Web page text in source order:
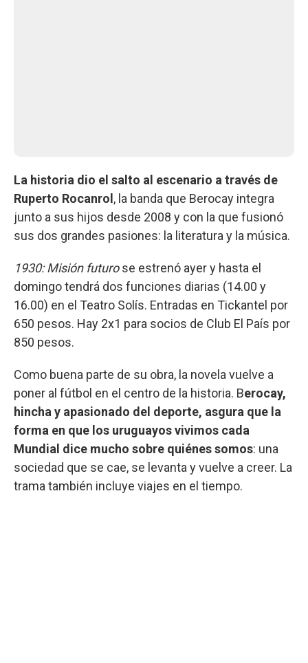
La historia dio el salto al escenario a través de
Ruperto Rocanrol , la banda que Berocay integra
junto a sus hijos desde 2008 y con la que fusionó
sus dos grandes pasiones: la literatura y la música.
1930: Misión futurose estrenó ayer y hasta el
domingo tendrá dos funciones diarias (14.00 y
16.00) en el Teatro Solís. Entradas en Tickantel por
650 pesos. Hay 2x1 para socios de Club El País por
850 pesos.
Como buena parte de su obra, la novela vuelve a
poner al fútbol en el centro de la historia. Berocay,
hincha y apasionado del deporte, asgura que la
forma en que los uruguayos vivimos cada
Mundial dice mucho sobre quiénes somos: una
sociedad que se cae, se levanta y vuelve a creer. La
trama también incluye viajes en el tiempo.